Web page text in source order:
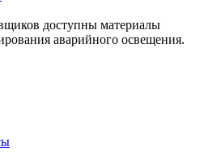
доступны материалы
аварийного освещения.